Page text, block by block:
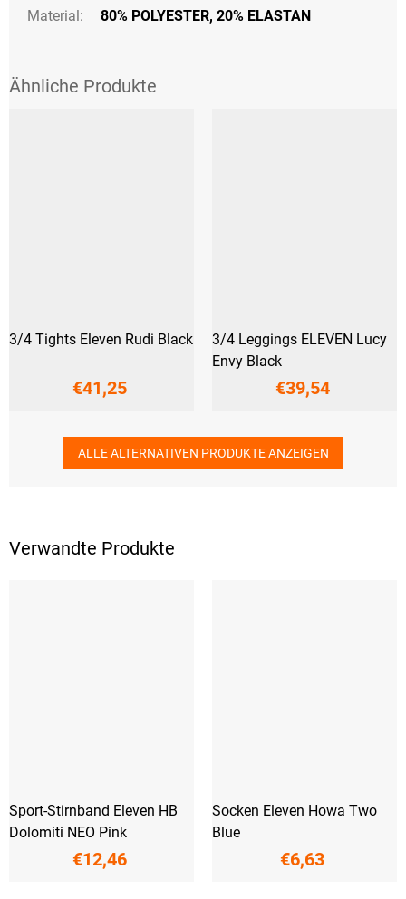
Verwandte Produkte
Sport-Stirnband Eleven HB
Dolomiti NEO Pink
€12,46
Socken Eleven Howa Two
Blue
€6,63
Material:
80% POLYESTER, 20% ELASTAN
3/4 Tights Eleven Rudi Black
€41,25
3/4 Leggings ELEVEN Lucy
Envy Black
€39,54
ALLE ALTERNATIVEN PRODUKTE ANZEIGEN